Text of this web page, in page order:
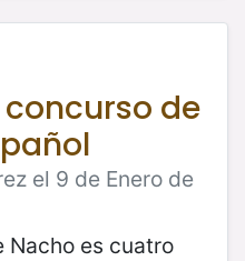
de
el 9 de Enero de
Nacho es cuatro